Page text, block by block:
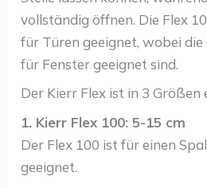
vollständig öffnen. Die Flex
für Türen geeignet, wobei die
für Fenster geeignet sind.
Der Kierr Flex ist in 3 Größen
1. Kierr Flex 100: 5-15 cm
Der Flex 100 ist für einen
geeignet.